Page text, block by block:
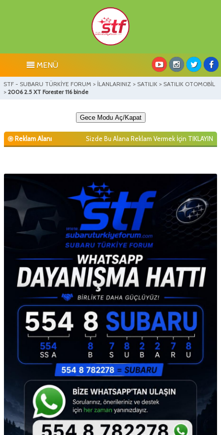
MENÜ
STF - SUBARU TÜRKİYE FORUM > İLANLARINIZ > SATILIK > SATILIK OTOMOBİL
> 2006 2.5 XT Forester 116 binde
Gece Modu Aç/Kapat
Reklam Alanı Sizde Bu Alana Reklam Vermek İçin TIKLAYIN